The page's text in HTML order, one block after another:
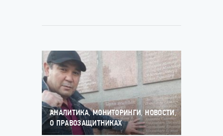
АНАЛИТИКА,МОНИТОРИНГИ,НОВОСТИ,
О ПРАВОЗАЩИТНИКАХ